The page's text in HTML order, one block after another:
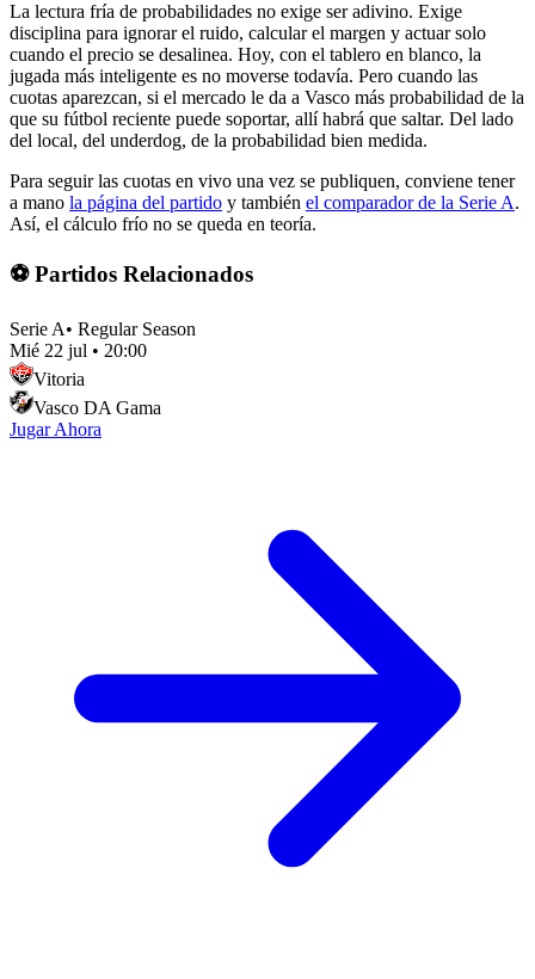
La lectura fría de probabilidades no exige ser adivino. Exige
disciplina para ignorar el ruido, calcular el margen y actuar solo
cuando el precio se desalinea. Hoy, con el tablero en blanco, la
jugada más inteligente es no moverse todavía. Pero cuando las
cuotas aparezcan, si el mercado le da a Vasco más probabilidad de la
que su fútbol reciente puede soportar, allí habrá que saltar. Del lado
del local, del underdog, de la probabilidad bien medida.
Para seguir las cuotas en vivo una vez se publiquen, conviene tener
a mano la página del partido y también el comparador de la Serie A.
Así, el cálculo frío no se queda en teoría.
⚽ Partidos Relacionados
Serie A• Regular Season
Mié 22 jul • 20:00
Vitoria
Vasco DA Gama
Jugar Ahora